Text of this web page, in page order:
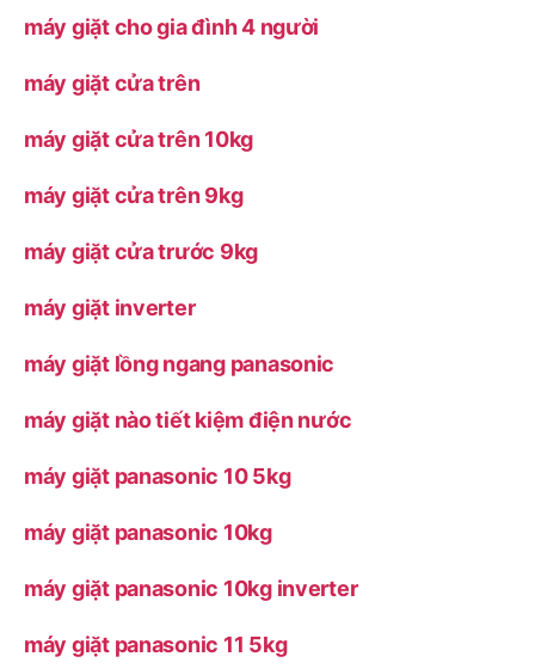
máy giặt cho gia đình 4 người
máy giặt cửa trên
máy giặt cửa trên 10kg
máy giặt cửa trên 9kg
máy giặt cửa trước 9kg
máy giặt inverter
máy giặt lồng ngang panasonic
máy giặt nào tiết kiệm điện nước
máy giặt panasonic 10 5kg
máy giặt panasonic 10kg
máy giặt panasonic 10kg inverter
máy giặt panasonic 11 5kg